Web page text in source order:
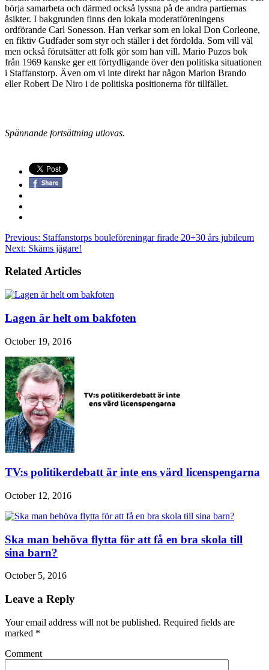
börja samarbeta och därmed också lyssna på de andra par­tiernas
åsikter. I bakgrunden finns den lokala moderatföreningens
ordförande Carl Sonesson. Han verkar som en lokal Don Corleone,
en fiktiv Gudfader som styr och ställer i det fördolda. Som vill väl
men också förutsätter att folk gör som han vill. Mario Puzos bok
från 1969 kanske ger ett förtydligande över den politiska situationen
i Staffanstorp. Även om vi inte direkt har någon Marlon Brando
eller Robert De Niro i de politiska positionerna för tillfället.
Spännande fortsättning utlovas.
Previous: Staffanstorps bouleföreningar firade 20+30 års jubileum
Next: Skäms jägare!
Related Articles
Lagen är helt om bakfoten
October 19, 2016
TV:s politikerdebatt är inte ens värd licenspengarna
October 12, 2016
Ska man behöva flytta för att få en bra skola till
sina barn?
October 5, 2016
Leave a Reply
Your email address will not be published. Required fields are
marked *
Comment